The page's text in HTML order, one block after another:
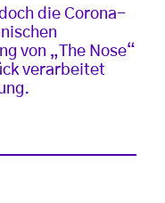
die Corona-
von „The Nose“
verarbeitet